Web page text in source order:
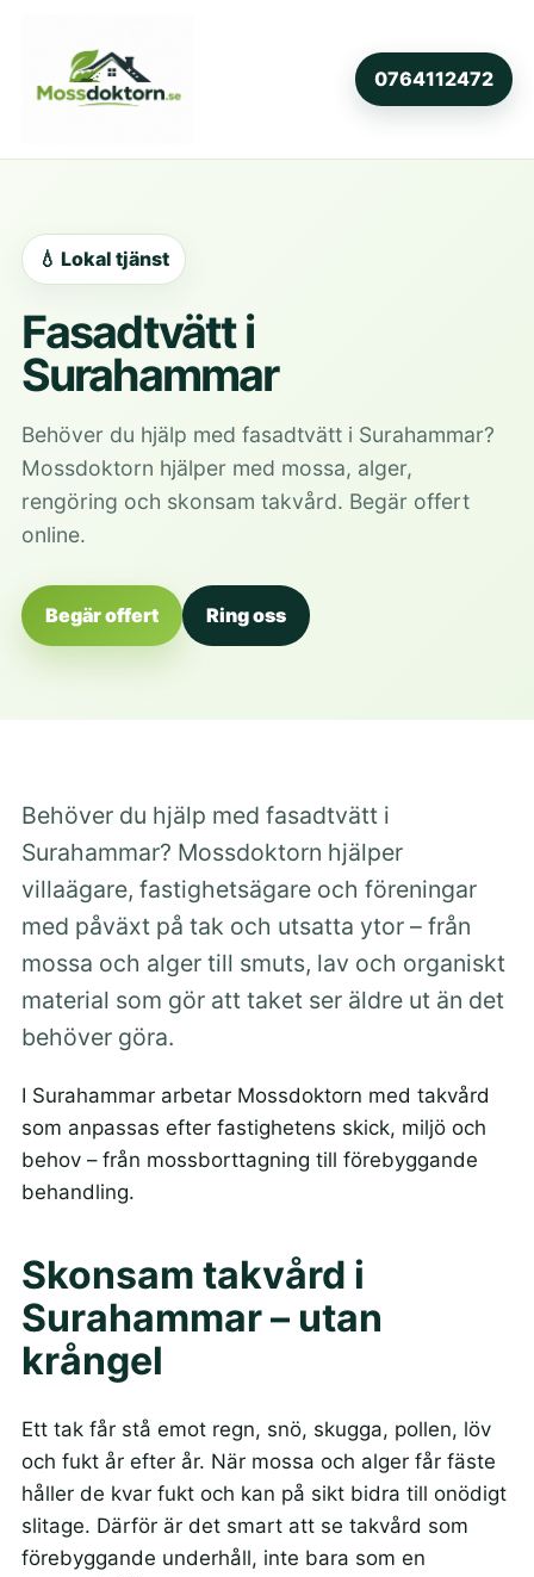
0764112472
💧 Lokal tjänst
Fasadtvätt i
Surahammar
Behöver du hjälp med fasadtvätt i Surahammar?
Mossdoktorn hjälper med mossa, alger,
rengöring och skonsam takvård. Begär offert
online.
Begär offert Ring oss
Behöver du hjälp med fasadtvätt i
Surahammar? Mossdoktorn hjälper
villaägare, fastighetsägare och föreningar
med påväxt på tak och utsatta ytor – från
mossa och alger till smuts, lav och organiskt
material som gör att taket ser äldre ut än det
behöver göra.
I Surahammar arbetar Mossdoktorn med takvård
som anpassas efter fastighetens skick, miljö och
behov – från mossborttagning till förebyggande
behandling.
Skonsam takvård i
Surahammar – utan
krångel
Ett tak får stå emot regn, snö, skugga, pollen, löv
och fukt år efter år. När mossa och alger får fäste
håller de kvar fukt och kan på sikt bidra till onödigt
slitage. Därför är det smart att se takvård som
förebyggande underhåll, inte bara som en